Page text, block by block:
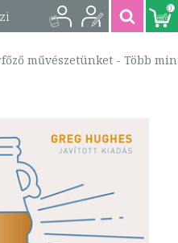
0
művészetünket - Több